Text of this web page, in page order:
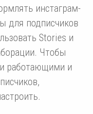
инстаграм-
для подписчиков
Stories и
Чтобы
работающими и